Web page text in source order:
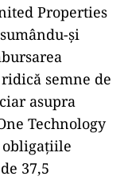
Properties
și
semne de
asupra
Technology
obligațiile
37,5